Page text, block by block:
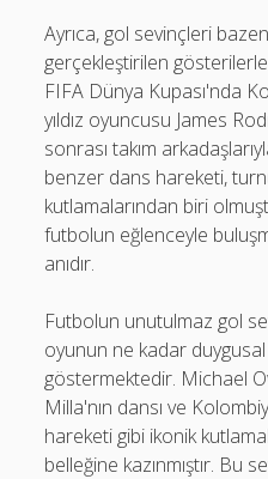
Ayrıca, gol sevinçleri
gerçekleştirilen
FIFA Dünya Kupası'nda
yıldız oyuncusu James
sonrası takım
benzer dans hareketi,
kutlamalarından biri
futbolun eğlenceyle
anıdır.
Futbolun unutulmaz gol
oyunun ne kadar
göstermektedir. Michael
Milla'nın dansı ve
hareketi gibi ikonik
belleğine kazınmıştır. Bu